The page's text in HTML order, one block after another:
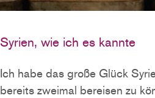
Syrien, wie ich es kannte
Ich habe das große Glück
bereits zweimal bereisen zu